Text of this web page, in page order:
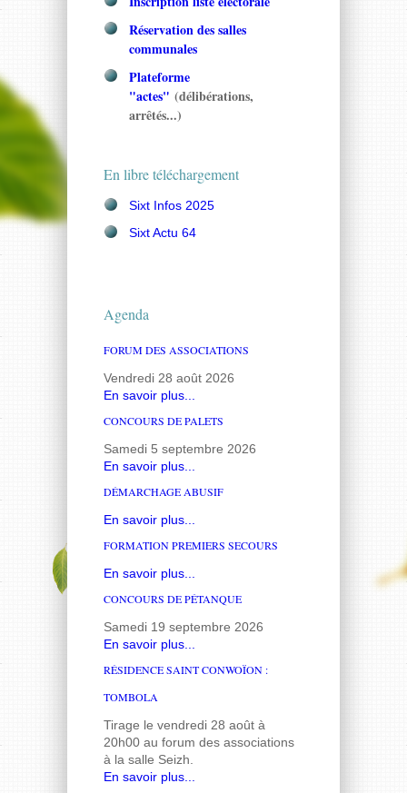
Réservation des salles
communales
Plateforme
"actes" (délibérations,
arrêtés...)
En libre téléchargement
Sixt Infos 2025
Sixt Actu 64
Agenda
FORUM DES ASSOCIATIONS
Vendredi 28 août 2026
En savoir plus...
CONCOURS DE PALETS
Samedi 5 septembre 2026
En savoir plus...
DÉMARCHAGE ABUSIF
En savoir plus...
FORMATION PREMIERS SECOURS
En savoir plus...
CONCOURS DE PÉTANQUE
Samedi 19 septembre 2026
En savoir plus...
RÉSIDENCE SAINT CONWOÏON :
TOMBOLA
Tirage le vendredi 28 août à
20h00 au forum des associations
à la salle Seizh.
En savoir plus...